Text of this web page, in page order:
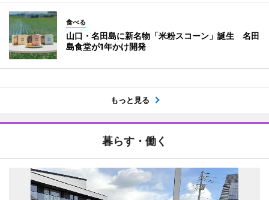
食べる
山口・名田島に新名物「米粉スコーン」誕生 名田
島食堂が1年かけ開発
もっと見る
暮らす・働く